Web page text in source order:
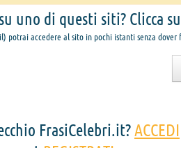
uno di questi siti? Clicca
potrai accedere al sito in pochi istanti senza dover
FrasiCelebri.it?ACCEDI